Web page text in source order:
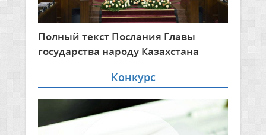
Полный текст Послания Главы
государства народу Казахстана
Конкурс